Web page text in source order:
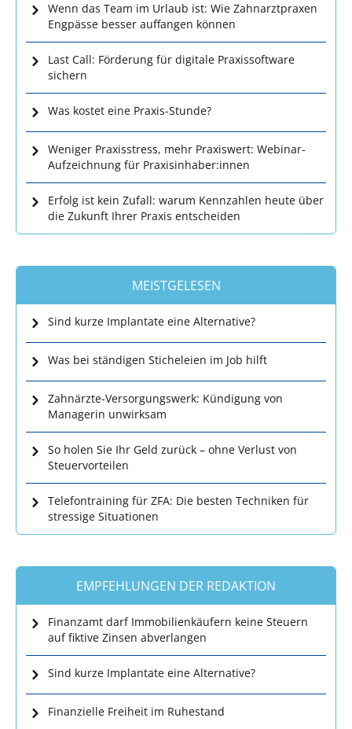
Wenn das Team im Urlaub ist: Wie Zahnarztpraxen
Engpässe besser auffangen können
Last Call: Förderung für digitale Praxissoftware
sichern
Was kostet eine Praxis-Stunde?
Weniger Praxisstress, mehr Praxiswert: Webinar-
Aufzeichnung für Praxisinhaber:innen
Erfolg ist kein Zufall: warum Kennzahlen heute über
die Zukunft Ihrer Praxis entscheiden
MEISTGELESEN
Sind kurze Implantate eine Alternative?
Was bei ständigen Sticheleien im Job hilft
Zahnärzte-Versorgungswerk: Kündigung von
Managerin unwirksam
So holen Sie Ihr Geld zurück – ohne Verlust von
Steuervorteilen
Telefontraining für ZFA: Die besten Techniken für
stressige Situationen
EMPFEHLUNGEN DER REDAKTION
Finanzamt darf Immobilienkäufern keine Steuern
auf fiktive Zinsen abverlangen
Sind kurze Implantate eine Alternative?
Finanzielle Freiheit im Ruhestand